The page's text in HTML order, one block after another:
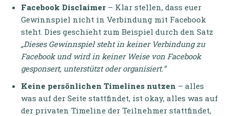
Facebook Disclaimer – Klar stellen, dass euer
Gewinnspiel nicht in Verbindung mit Facebook
steht. Dies geschieht zum Beispiel durch den Satz
„Dieses Gewinnspiel steht in keiner Verbindung zu
Facebook und wird in keiner Weise von Facebook
gesponsert, unterstützt oder organisiert.“
Keine persönlichen Timelines nutzen – alles
was auf der Seite stattfindet, ist okay, alles was auf
der privaten Timeline der Teilnehmer stattfindet,